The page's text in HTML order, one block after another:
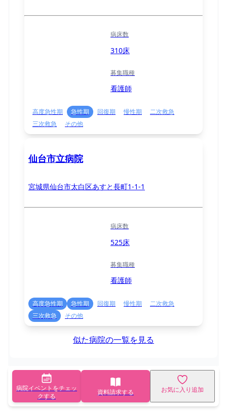
病床数
310床
募集職種
看護師
高度急性期 急性期 回復期 慢性期
二次救急
三次救急
その他
仙台市立病院
宮城県仙台市太白区あすと長町1-1-1
病床数
525床
募集職種
看護師
高度急性期 急性期 回復期 慢性期
二次救急
三次救急
その他
似た病院の一覧を見る
病院イベントをチェッ
クする
資料請求する お気に入り追加